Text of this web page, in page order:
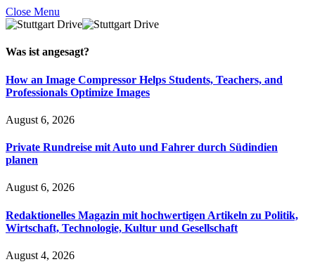
Close Menu
Was ist angesagt?
How an Image Compressor Helps Students, Teachers, and
Professionals Optimize Images
August 6, 2026
Private Rundreise mit Auto und Fahrer durch Südindien
planen
August 6, 2026
Redaktionelles Magazin mit hochwertigen Artikeln zu Politik,
Wirtschaft, Technologie, Kultur und Gesellschaft
August 4, 2026